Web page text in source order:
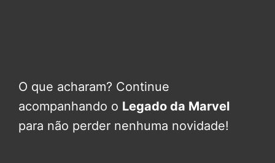
O que acharam? Continue
acompanhando o Legado da Marvel
para não perder nenhuma novidade!